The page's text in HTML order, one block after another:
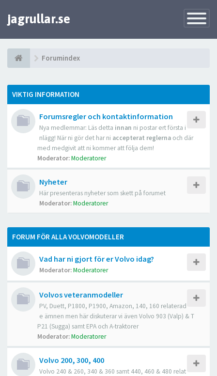
Toggle
jagrullar.se
Forumindex
VIKTIG INFORMATION
Forumsregler och kontaktinformation
Nya medlemmar: Läs detta innan ni postar ert första i
nlägg! När ni gör det har ni accepterat reglerna och där
med medgivit att ni kommer att följa dem!
Moderator:Moderatorer
Nyheter
Här presenteras nyheter som skett på forumet
Moderator:Moderatorer
FORUM FÖR ALLA VOLVOMODELLER
Vad har ni gjort för er Volvo idag?
Moderator:Moderatorer
Volvos veteranmodeller
PV, Duett, P1800, P1900, Amazon, 140, 160 relaterad
e ämnen men här diskuterar vi även Volvo 903 (Valp) & T
P21 (Sugga) samt EPA och A-traktorer
Moderator:Moderatorer
Volvo 200, 300, 400
Volvo 240 & 260, 340 & 360 samt 440, 460 & 480 relat